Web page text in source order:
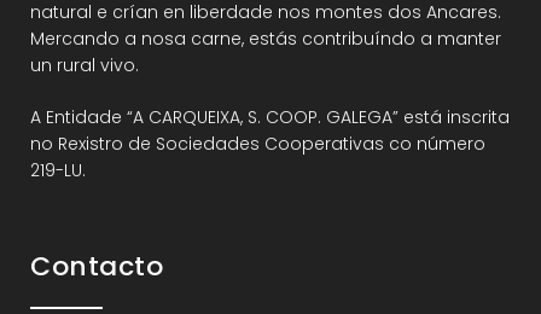
natural e crían en liberdade nos montes dos Ancares.
Mercando a nosa carne, estás contribuíndo a manter
un rural vivo.
A Entidade “A CARQUEIXA, S. COOP. GALEGA” está inscrita
no Rexistro de Sociedades Cooperativas co número
219-LU.
Contacto